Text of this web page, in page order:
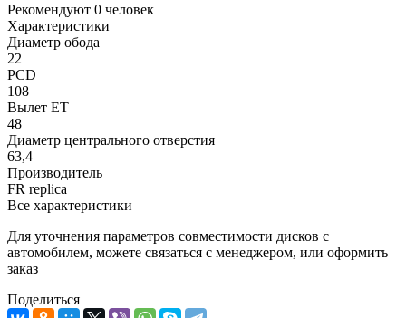
Рекомендуют 0 человек
Характеристики
Диаметр обода
22
PCD
108
Вылет ET
48
Диаметр центрального отверстия
63,4
Производитель
FR replica
Все характеристики
Для уточнения параметров совместимости дисков с
автомобилем, можете связаться с менеджером, или оформить
заказ
Поделиться